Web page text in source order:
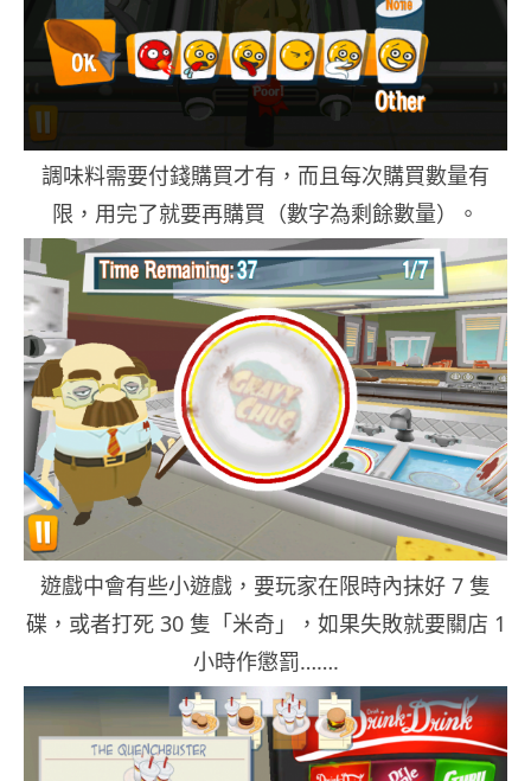
調味料需要付錢購買才有，而且每次購買數量有
限，用完了就要再購買（數字為剩餘數量）。
遊戲中會有些小遊戲，要玩家在限時內抹好 7 隻
碟，或者打死 30 隻「米奇」，如果失敗就要關店 1
小時作懲罰…….